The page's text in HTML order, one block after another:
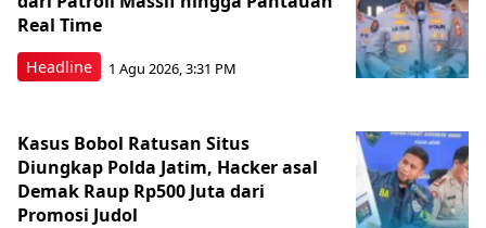
Headline
Real Time
1 Agu 2026, 3:31 PM
Kasus Bobol Ratusan Situs
Diungkap Polda Jatim, Hacker asal
Demak Raup Rp500 Juta dari
Promosi Judol